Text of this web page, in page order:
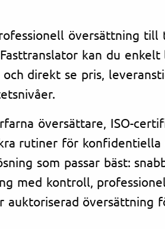
översättning till
kan du
direkt se pris,
översättare, ISO-
rutiner för konfidentiella
som passar bäst:
med kontroll,
auktoriserad översättning